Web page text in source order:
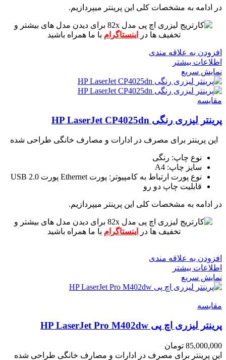
در ادامه به مشخصات کلی این پرینتر میپردازیم.
برای دیدن مدل های بیشتر و
تخفیف ها در
اینستاگرام با ما همراه باشید
افزودن به علاقه مندی
اطلاعات بیشتر
نمایش سریع
مقايسه
پرینتر لیزری رنگی HP LaserJet CP4025dn
این پرینتر برای مصرف در ادارات و مصارف خانگی طراحی شده
نوع چاپ: رنگی
سایز چاپ: A4
نوع پورت ارتباط به کامپیوتر: پورت Ethernet پورت USB 2.0
قابلیت چاپ دو رو
در ادامه به مشخصات کلی این پرینتر میپردازیم.
برای دیدن مدل های بیشتر و
تخفیف ها در
اینستاگرام با ما همراه باشید
افزودن به علاقه مندی
اطلاعات بیشتر
نمایش سریع
مقايسه
پرینتر لیزری اچ پی HP LaserJet Pro M402dw
85,000,000 تومان
این پرینتر برای مصرف در ادارات و مصارف خانگی طراحی شده